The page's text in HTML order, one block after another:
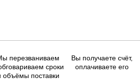
перезваниваем
сроки
объёмы поставки
Вы получаете счёт,
оплачиваете его